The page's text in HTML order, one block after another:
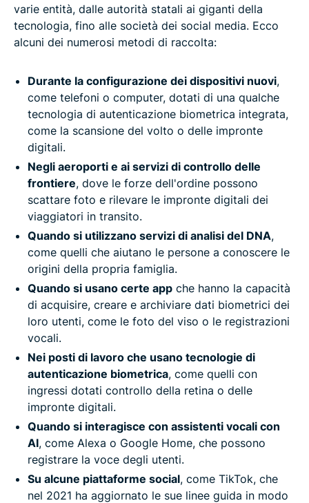
varie entità, dalle autorità statali ai giganti della
tecnologia, fino alle società dei social media. Ecco
alcuni dei numerosi metodi di raccolta:
Durante la configurazione dei dispositivi nuovi,
come telefoni o computer, dotati di una qualche
tecnologia di autenticazione biometrica integrata,
come la scansione del volto o delle impronte
digitali.
Negli aeroporti e ai servizi di controllo delle
frontiere, dove le forze dell'ordine possono
scattare foto e rilevare le impronte digitali dei
viaggiatori in transito.
Quando si utilizzano servizi di analisi del DNA,
come quelli che aiutano le persone a conoscere le
origini della propria famiglia.
Quando si usano certe app che hanno la capacità
di acquisire, creare e archiviare dati biometrici dei
loro utenti, come le foto del viso o le registrazioni
vocali.
Nei posti di lavoro che usano tecnologie di
autenticazione biometrica, come quelli con
ingressi dotati controllo della retina o delle
impronte digitali.
Quando si interagisce con assistenti vocali con
AI, come Alexa o Google Home, che possono
registrare la voce degli utenti.
Su alcune piattaforme social, come TikTok, che
nel 2021 ha aggiornato le sue linee guida in modo